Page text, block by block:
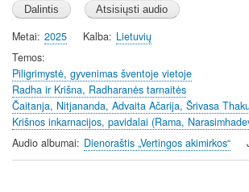
a
y
Metai 2025 Kalba Lietuvių
Temos
Piligrimystė, gyvenimas šventoje vietoje
Radha ir Krišna, Radharanės tarnaitės
Čaitanja, Nitjananda, Advaita Ačarija, Šrivasa
Krišnos inkarnacijos, pavidalai (Rama,
Audio albumai
Dienoraštis „Vertingos akimirkos“